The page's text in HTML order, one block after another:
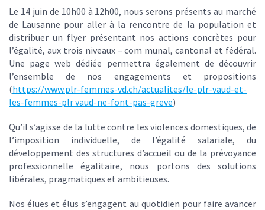
Le 14 juin de 10h00 à 12h00, nous serons présents au marché
de Lausanne pour aller à la rencontre de la population et
distribuer un flyer présentant nos actions concrètes pour
l’égalité, aux trois niveaux – com munal, cantonal et fédéral.
Une page web dédiée permettra également de découvrir
l’ensemble de nos engagements et propositions
(https://www.plr-femmes-vd.ch/actualites/le-plr-vaud-et-
les-femmes-plr vaud-ne-font-pas-greve)
Qu’il s’agisse de la lutte contre les violences domestiques, de
l’imposition individuelle, de l’égalité salariale, du
développement des structures d’accueil ou de la prévoyance
professionnelle égalitaire, nous portons des solutions
libérales, pragmatiques et ambitieuses.
Nos élues et élus s’engagent au quotidien pour faire avancer